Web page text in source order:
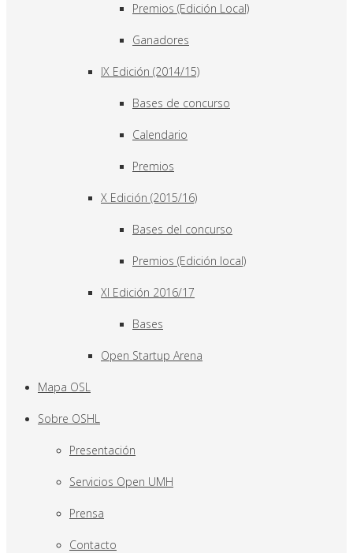
Premios (Edición Local)
Ganadores
IX Edición (2014/15)
Bases de concurso
Calendario
Premios
X Edición (2015/16)
Bases del concurso
Premios (Edición local)
XI Edición 2016/17
Bases
Open Startup Arena
Mapa OSL
Sobre OSHL
Presentación
Servicios Open UMH
Prensa
Contacto